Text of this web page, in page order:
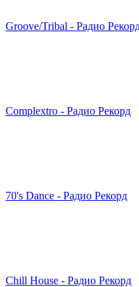
Groove/Tribal - Радио
Complextro - Радио Рекорд
70's Dance - Радио Рекорд
Chill House - Радио Рекорд